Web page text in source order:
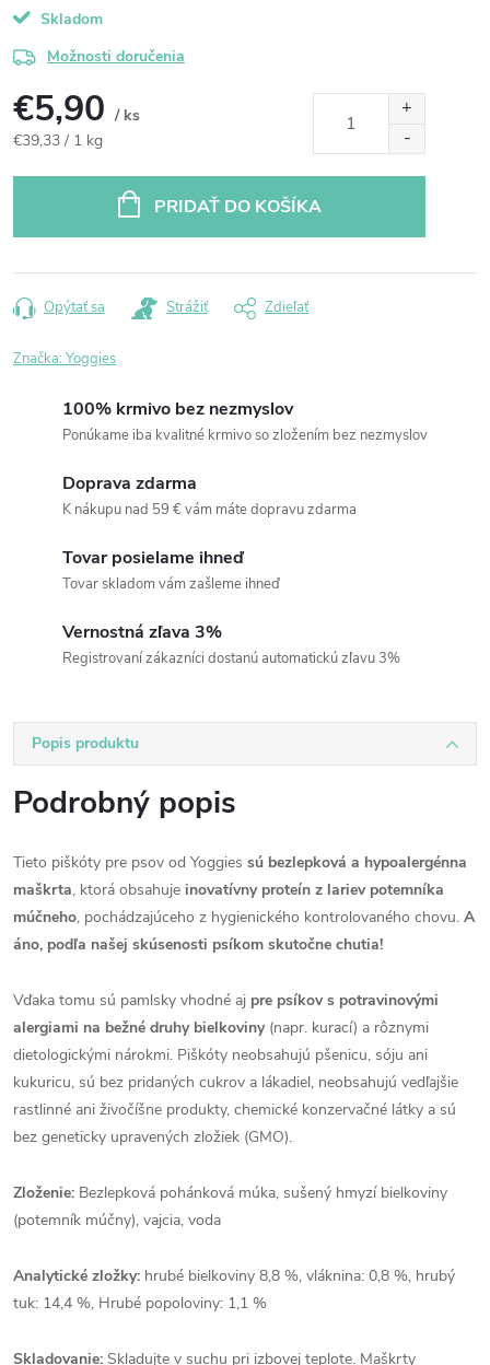
Skladom
Možnosti doručenia
€5,90 / ks
Jednotková
€39,33 / 1 kg
PRIDAŤ DO KOŠÍKA
Opýtať sa Strážiť Zdieľať
Značka: Yoggies
100% krmivo bez nezmyslov
Ponúkame iba kvalitné krmivo so zložením bez nezmyslov
Doprava zdarma
K nákupu nad 59 € vám máte dopravu zdarma
Tovar posielame ihneď
Tovar skladom vám zašleme ihneď
Vernostná zľava 3%
Registrovaní zákazníci dostanú automatickú zľavu 3%
Popis produktu
Podrobný popis
Tieto piškóty pre psov od Yoggies sú bezlepková a hypoalergénna
maškrta, ktorá obsahuje inovatívny proteín z lariev potemníka
múčneho, pochádzajúceho z hygienického kontrolovaného chovu. A
áno, podľa našej skúsenosti psíkom skutočne chutia!
Vďaka tomu sú pamlsky vhodné aj pre psíkov s potravinovými
alergiami na bežné druhy bielkoviny(napr. kurací) a rôznymi
dietologickými nárokmi. Piškóty neobsahujú pšenicu, sóju ani
kukuricu, sú bez pridaných cukrov a lákadiel, neobsahujú vedľajšie
rastlinné ani živočíšne produkty, chemické konzervačné látky a sú
bez geneticky upravených zložiek (GMO).
Zloženie: Bezlepková pohánková múka, sušený hmyzí bielkoviny
(potemník múčny), vajcia, voda
Analytické zložky: hrubé bielkoviny 8,8 %, vláknina: 0,8 %, hrubý
tuk: 14,4 %, Hrubé popoloviny: 1,1 %
Skladovanie: Skladujte v suchu pri izbovej teplote. Maškrty